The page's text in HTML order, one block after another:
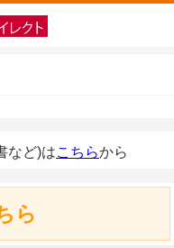
など)はこちらから
ら